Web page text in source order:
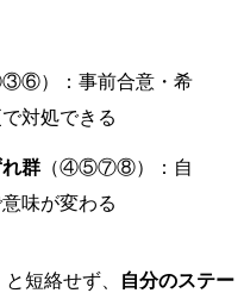
）：事前合意・希
対処できる
群（④⑤⑦⑧）：自
味が変わる
短絡せず、
自分のステー